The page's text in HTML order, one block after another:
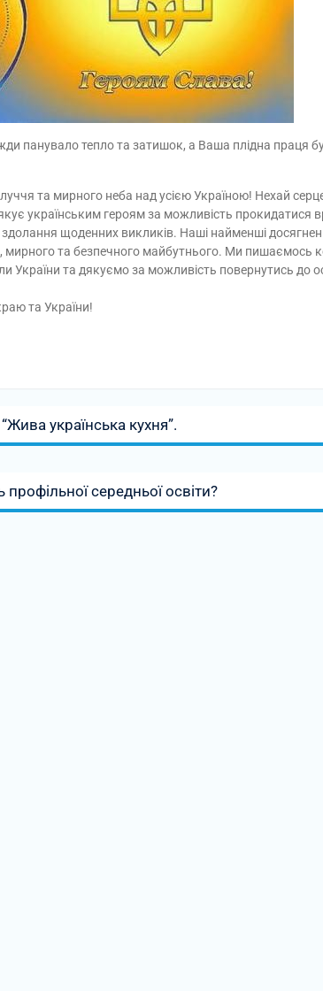
панувало тепло та затишок, а Ваша плідна праця
та мирного неба над усією Україною! Нехай
українським героям за можливість прокидатися
щоденних викликів. Наші найменші
мирного та безпечного майбутнього. Ми пишаємось
України та дякуємо за можливість повернутись до
та України!
українська кухня”.
середньої освіти?